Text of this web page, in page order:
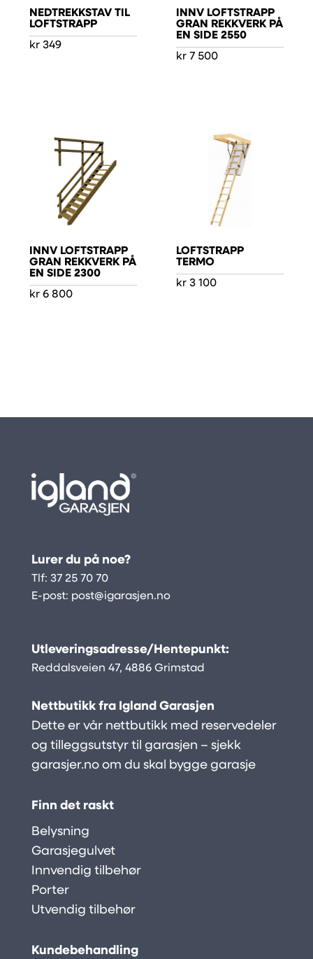
NEDTREKKSTAV TIL
LOFTSTRAPP
kr 349
INNV LOFTSTRAPP
GRAN REKKVERK PÅ
EN SIDE 2550
kr 7 500
INNV LOFTSTRAPP
GRAN REKKVERK PÅ
EN SIDE 2300
kr 6 800
LOFTSTRAPP
TERMO
kr 3 100
Lurer du på noe?
Tlf: 37 25 70 70
E-post: post@igarasjen.no
Utleveringsadresse/Hentepunkt:
Reddalsveien 47, 4886 Grimstad
Nettbutikk fra Igland Garasjen
Dette er vår nettbutikk med reservedeler
og tilleggsutstyr til garasjen – sjekk
garasjer.noom du skal bygge garasje
Finn det raskt
Belysning
Garasjegulvet
Innvendig tilbehør
Porter
Utvendig tilbehør
Kundebehandling